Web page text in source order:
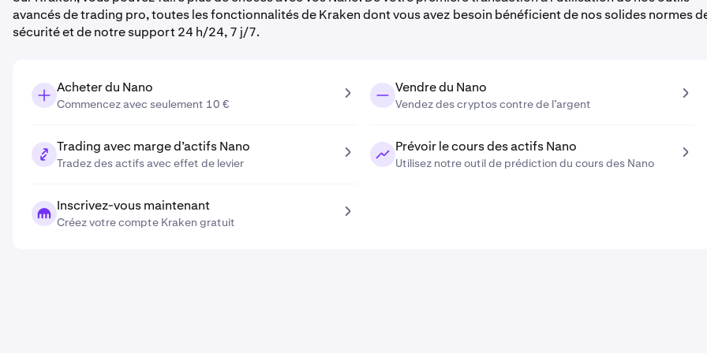
avancés de trading pro, toutes les fonctionnalités de Kraken dont vous avez besoin bénéficient de nos solides normes
sécurité et de notre support 24 h/24, 7 j/7.
Acheter du Nano
Commencez avec seulement 10 €
Vendre du Nano
Vendez des cryptos contre de l’argent
Trading avec marge d’actifs Nano
Tradez des actifs avec effet de levier
Prévoir le cours des actifs Nano
Utilisez notre outil de prédiction du cours des Nano
Inscrivez-vous maintenant
Créez votre compte Kraken gratuit